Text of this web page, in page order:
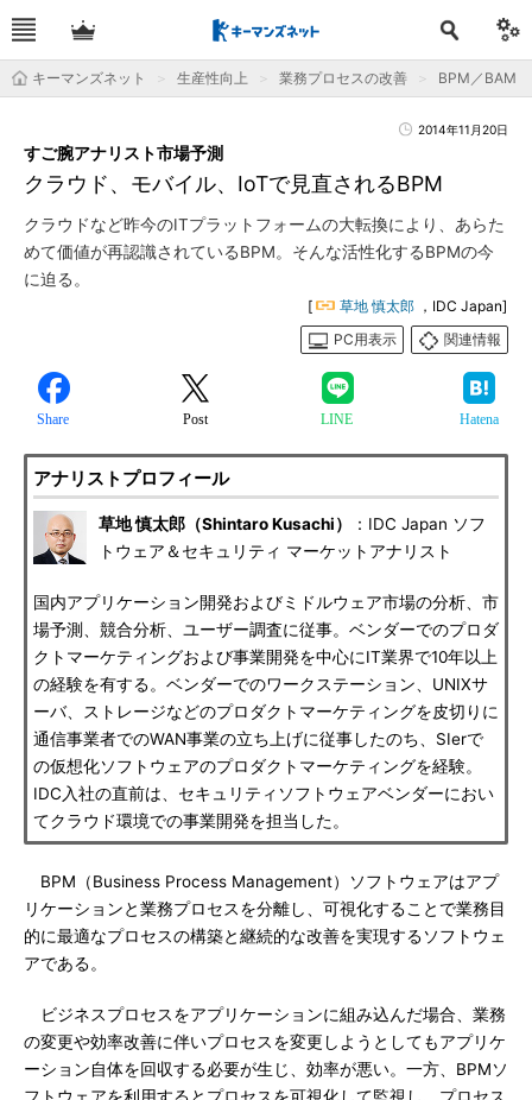
キーマンズネット 生産性向上 業務プロセスの改善 BPM／BAM
2014年11月20日
クラウド、モバイル、IoTで見直されるBPM
すご腕アナリスト市場予測
クラウドなど昨今のITプラットフォームの大転換により、あらた
めて価値が再認識されているBPM。そんな活性化するBPMの今
に迫る。
[ 草地 慎太郎 ，IDC Japan]
PC用表示
関連情報
Share Post LINE Hatena
アナリストプロフィール
草地 慎太郎（Shintaro Kusachi）
：IDC Japan ソフ
トウェア＆セキュリティ マーケットアナリスト
国内アプリケーション開発およびミドルウェア市場の分析、市
場予測、競合分析、ユーザー調査に従事。ベンダーでのプロダ
クトマーケティングおよび事業開発を中心にIT業界で10年以上
の経験を有する。ベンダーでのワークステーション、UNIXサ
ーバ、ストレージなどのプロダクトマーケティングを皮切りに
通信事業者でのWAN事業の立ち上げに従事したのち、SIerで
の仮想化ソフトウェアのプロダクトマーケティングを経験。
IDC入社の直前は、セキュリティソフトウェアベンダーにおい
てクラウド環境での事業開発を担当した。
BPM（Business Process Management）ソフトウェアはアプ
リケーションと業務プロセスを分離し、可視化することで業務目
的に最適なプロセスの構築と継続的な改善を実現するソフトウェ
アである。
ビジネスプロセスをアプリケーションに組み込んだ場合、業務
の変更や効率改善に伴いプロセスを変更しようとしてもアプリケ
ーション自体を回収する必要が生じ、効率が悪い。一方、BPMソ